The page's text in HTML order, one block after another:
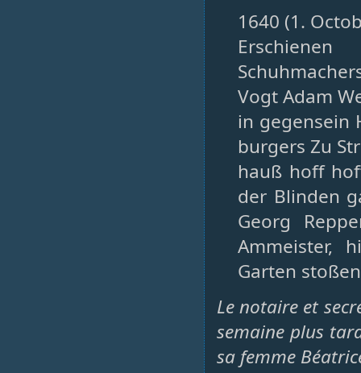
1640 (1.
Vogt Adam
in gegensein
burgers Zu
hauß hoff
der Blinden
Georg
Ammeister,
Garten
Le notaire et
semaine plus
sa femme